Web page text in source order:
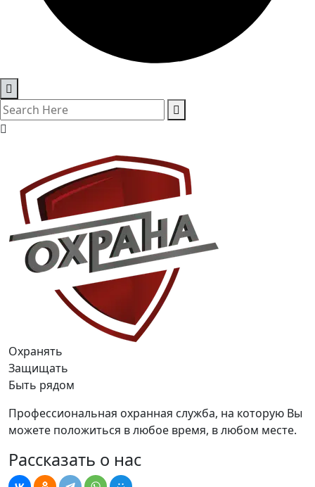
Охранять
Защищать
Быть рядом
Профессиональная охранная служба, на которую Вы
можете положиться в любое время, в любом месте.
Рассказать о нас